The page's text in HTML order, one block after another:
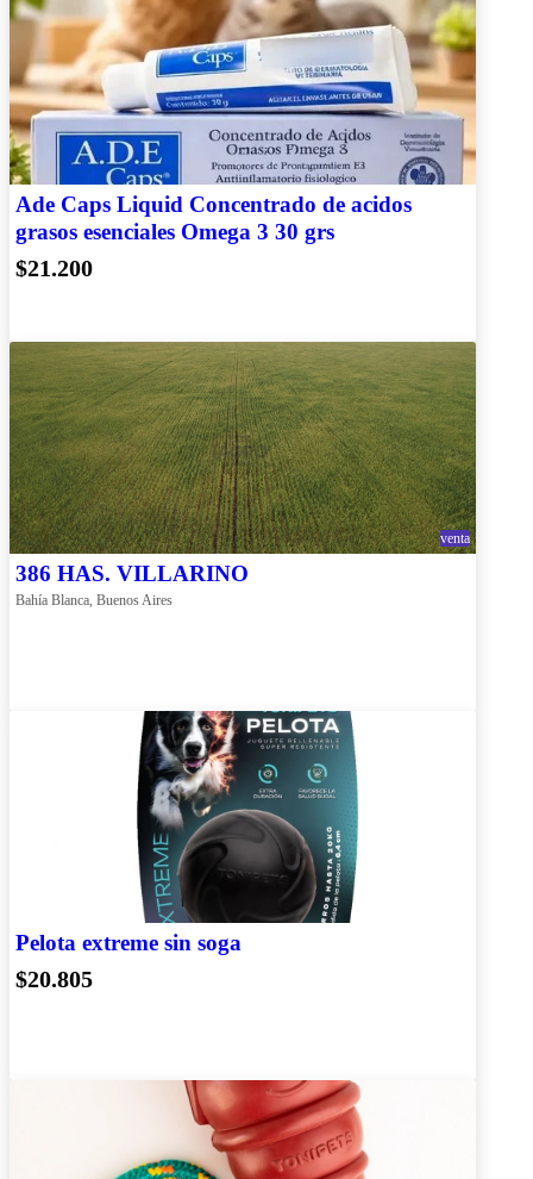
Ade Caps Liquid Concentrado de acidos
grasos esenciales Omega 3 30 grs
$21.200
venta
386 HAS. VILLARINO
Bahía Blanca, Buenos Aires
Pelota extreme sin soga
$20.805